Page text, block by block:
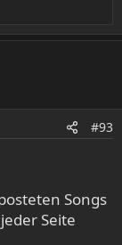
#93
Songs
Seite